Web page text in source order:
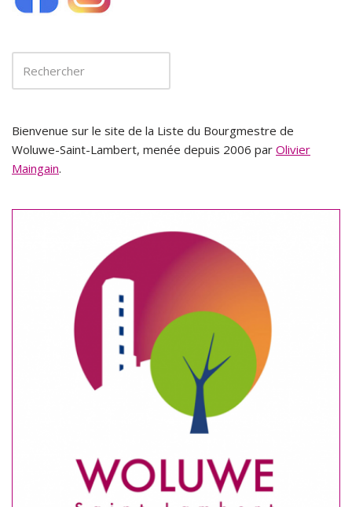
Bienvenue sur le site de la Liste du Bourgmestre de
Woluwe-Saint-Lambert, menée depuis 2006 par Olivier
Maingain.